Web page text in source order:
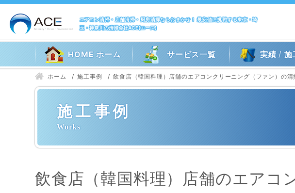
エアコン清掃・店舗清掃・厨房清掃ならおまかせ！ 最安値に挑戦する東京・埼
玉・神奈川の清掃会社ACE(エース)
HOME ホーム サービス一覧 実績/ 施
ホーム 施工事例 飲食店（韓国料理）店舗のエアコンクリーニング（ファン）の清
施工事例
飲食店（韓国料理）店舗のエアコ